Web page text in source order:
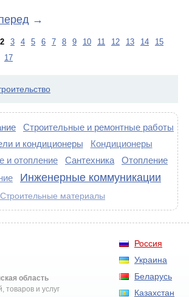
→
2 3 4 5 6 7 8 9 10 11 12 13 14
15
17
Строительные и ремонтные работы
и кондиционеры
Кондиционеры
и отопление
Сантехника
Отопление
Инженерные коммуникации
Строительные материалы
Россия
Украина
Беларусь
Казахстан
область
товаров и услуг